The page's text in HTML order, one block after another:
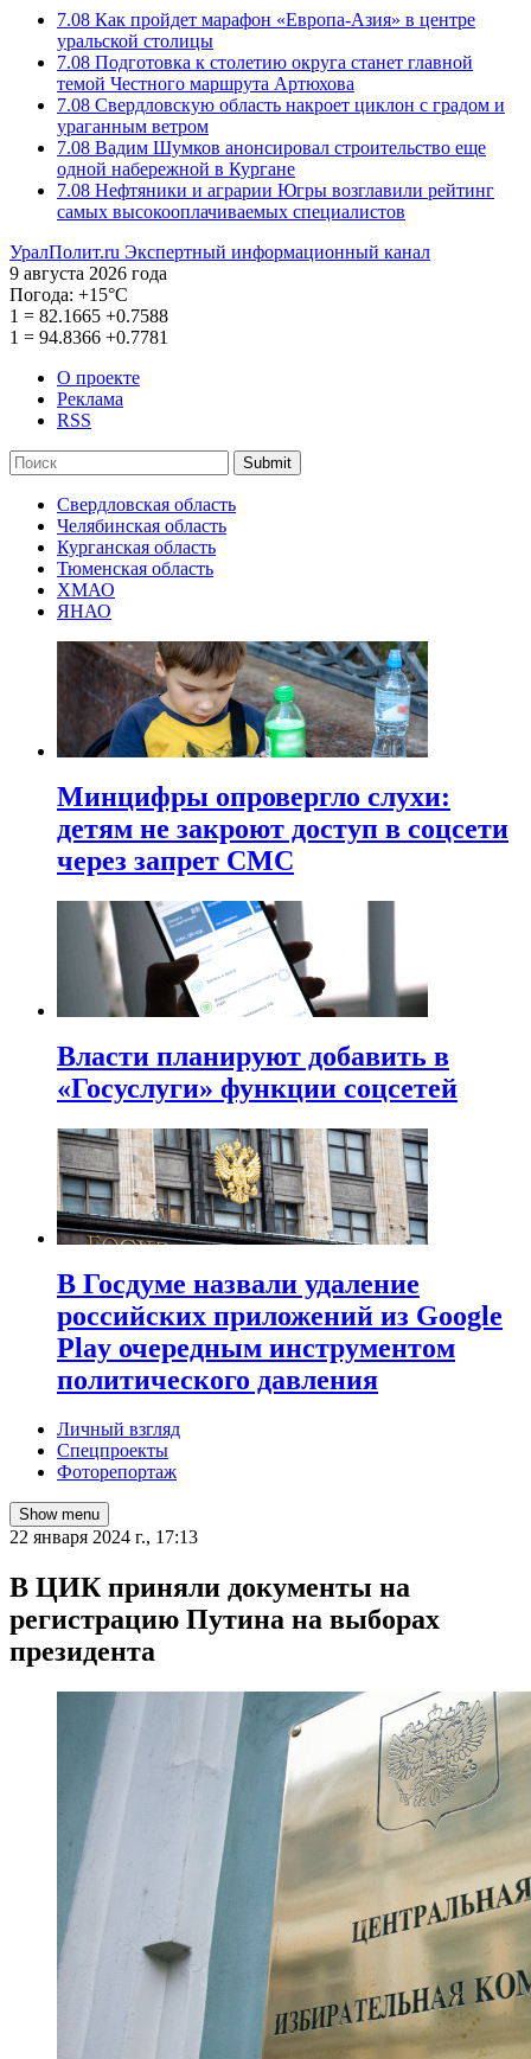
7.08 Как пройдет марафон «Европа-Азия» в центре
уральской столицы
7.08 Подготовка к столетию округа станет главной
темой Честного маршрута Артюхова
7.08 Свердловскую область накроет циклон с градом и
ураганным ветром
7.08 Вадим Шумков анонсировал строительство еще
одной набережной в Кургане
7.08 Нефтяники и аграрии Югры возглавили рейтинг
самых высокооплачиваемых специалистов
УралПолит.ru Экспертный информационный канал
9 августа 2026 года
Погода: +15°С
1 = 82.1665 +0.7588
1 = 94.8366 +0.7781
О проекте
Реклама
RSS
Submit
Свердловская область
Челябинская область
Курганская область
Тюменская область
ХМАО
ЯНАО
Минцифры опровергло слухи:
детям не закроют доступ в соцсети
через запрет СМС
Власти планируют добавить в
«Госуслуги» функции соцсетей
В Госдуме назвали удаление
российских приложений из Google
Play очередным инструментом
политического давления
Личный взгляд
Спецпроекты
Фоторепортаж
Show menu
22 января 2024 г., 17:13
В ЦИК приняли документы на
регистрацию Путина на выборах
президента